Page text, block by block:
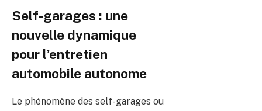
Self-garages : une
nouvelle dynamique
pour l’entretien
automobile autonome
Le phénomène des self-garages ou